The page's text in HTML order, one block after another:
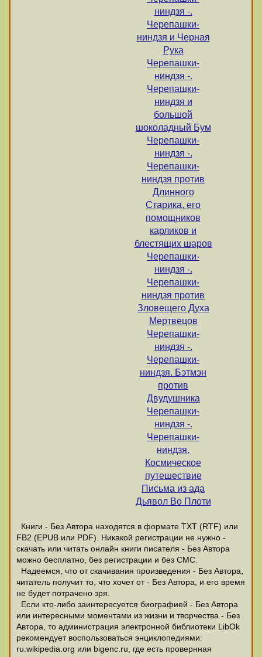
ниндзя -.
Черепашки-
ниндзя и Черная
Рука
Черепашки-
ниндзя -.
Черепашки-
ниндзя и
большой
шоколадный Бум
Черепашки-
ниндзя -.
Черепашки-
ниндзя против
Длинного
Старика, его
помощников
карликов и
блестящих шаров
Черепашки-
ниндзя -.
Черепашки-
ниндзя против
Зловещего Духа
Мертвецов
Черепашки-
ниндзя -.
Черепашки-
ниндзя. Бэтмэн
против
Двудушника
Черепашки-
ниндзя -.
Черепашки-
ниндзя.
Космическое
путешествие
Письма из ада
Дьявол Во Плоти
Книги - Без Автора находятся в формате ТХТ (RTF) или
FB2 (EPUB или PDF). Никакой регистрации не нужно -
скачать или читать онлайн книги писателя - Без Автора
можно бесплатно, без регистрации и без СМС.
Надеемся, что от скачивания произведения - Без Автора,
читатель получит то, что хочет от - Без Автора, и его время
не будет потрачено зря.
Если кто-либо заинтересуется биографией - Без Автора
или интересными моментами из жизни и творчества - Без
Автора, то администрация электронной библиотеки LibOk
рекомендует воспользоваться энциклопедиями:
ru.wikipedia.org или bigenc.ru, где есть провернная